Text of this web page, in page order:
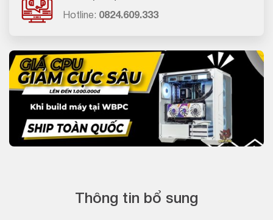
Hotline: 0824.609.333
Thông tin bổ sung